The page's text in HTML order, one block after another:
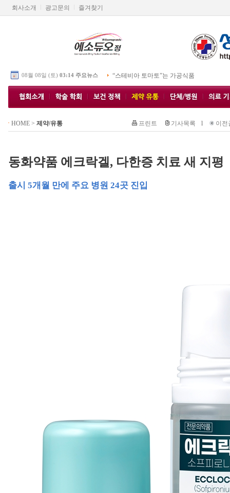
회사소개 광고문의 즐겨찾기
08월 08일 (토) 03:14 주요뉴스 “스테비아 토마토”는 가공식품
HOME> 제약/유통 프린트 기사목록 l 이전
동화약품 에크락겔, 다한증 치료 새 지평
출시 5개월 만에 주요 병원 24곳 진입